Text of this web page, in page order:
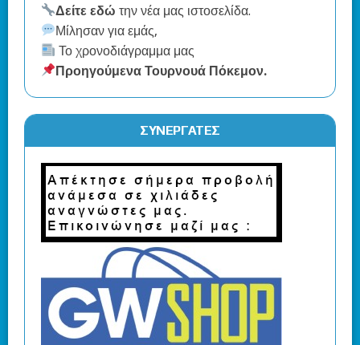
Δείτε εδώ την νέα μας ιστοσελίδα.
Μίλησαν για εμάς,
Το χρονοδιάγραμμα μας
Προηγούμενα Τουρνουά Πόκεμον.
ΣΥΝΕΡΓΆΤΕΣ